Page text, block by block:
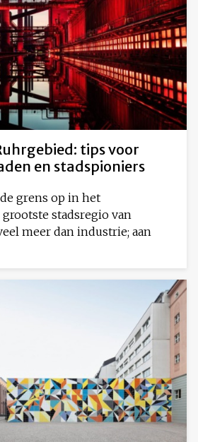
tips voor
en stadspioniers
grens op in het
stadsregio van
meer dan industrie; aan